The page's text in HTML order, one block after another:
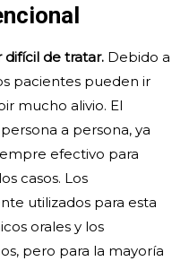
de tratar. Debido a
pacientes pueden ir
mucho alivio. El
a persona, ya
efectivo para
casos. Los
utilizados para esta
orales y los
pero para la mayoría